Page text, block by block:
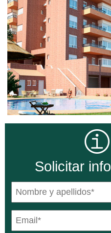
Solicitar